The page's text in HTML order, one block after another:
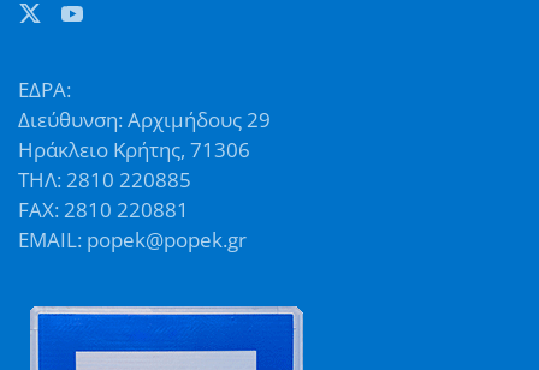
ΕΔΡΑ:
Διεύθυνση: Αρχιμήδους 29
Ηράκλειο Κρήτης, 71306
ΤΗΛ: 2810 220885
FAX: 2810 220881
EMAIL: popek@popek.gr